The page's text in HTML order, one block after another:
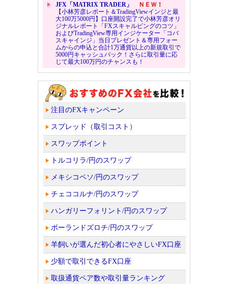
JFX「MATRIX TRADER」
ＮＥＷ！
【小林芳彦レポート＆TradingViewインジと最
大100万5000円】口座開設完了で小林芳彦オリ
ジナルレポート「FXスキャルピングのコツ」
およびTradingView専用インジケーター「コバ
スキャインジ」当日プレゼント＆専用フォー
ムからの申込と合計1万通貨以上の新規取引で
5000円キャッシュバック！さらに取引量に応
じて最大100万円のチャンスも！
注目のFXキャンペーン
スプレッド（取引コスト）
スワップポイント
トルコリラ/円のスワップ
メキシコペソ/円のスワップ
チェココルナ/円のスワップ
ハンガリーフォリント/円のスワップ
ポーランドズロチ/円のスワップ
羊飼いが選んだ初心者にやさしいFX口座
少額で取引できるFX口座
取扱通貨ペア数や取引量ランキング